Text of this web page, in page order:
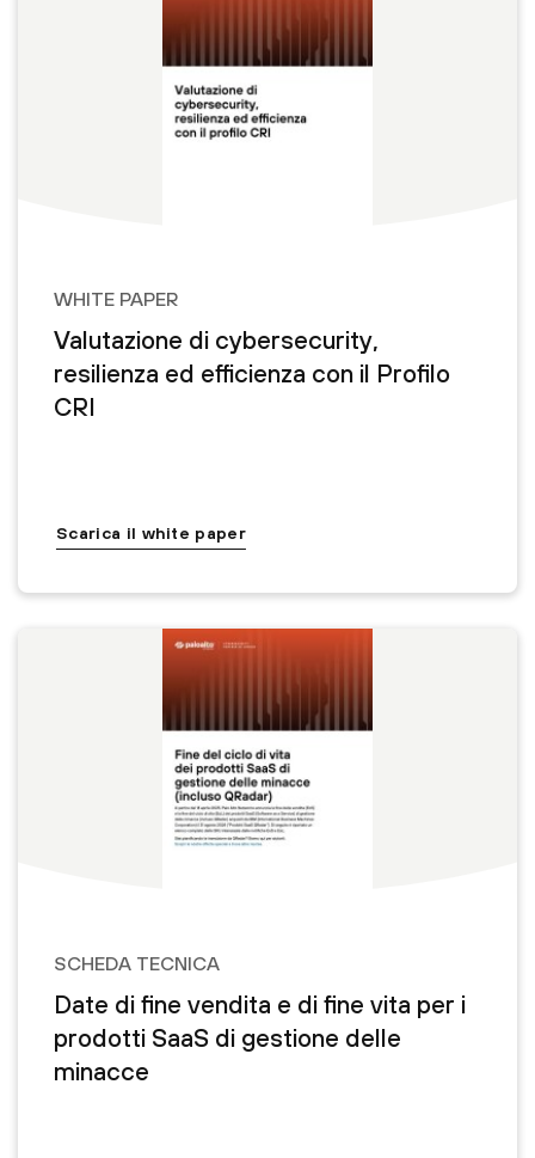
WHITE PAPER
Valutazione di cybersecurity,
resilienza ed efficienza con il Profilo
CRI
Scarica il white paper
SCHEDA TECNICA
Date di fine vendita e di fine vita per i
prodotti SaaS di gestione delle
minacce